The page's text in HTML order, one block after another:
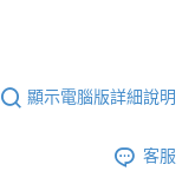
顯示電腦版詳細說明
客服